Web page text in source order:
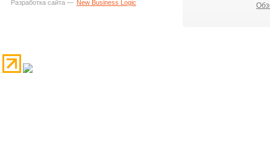
Разработка сайта — New Business Logic